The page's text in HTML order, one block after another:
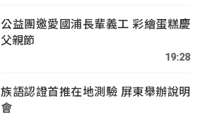
公益團邀愛國浦長輩義工 彩繪蛋糕慶
父親節
19:28
族語認證首推在地測驗 屏東舉辦說明
會